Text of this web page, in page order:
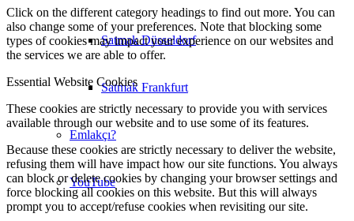
Satmak Düsseldorf
Satmak Frankfurt
Emlakçı?
YouTube
Click on the different category headings to find out more. You can
also change some of your preferences. Note that blocking some
types of cookies may impact your experience on our websites and
the services we are able to offer.
Essential Website Cookies
These cookies are strictly necessary to provide you with services
available through our website and to use some of its features.
Because these cookies are strictly necessary to deliver the website,
refusing them will have impact how our site functions. You always
can block or delete cookies by changing your browser settings and
force blocking all cookies on this website. But this will always
prompt you to accept/refuse cookies when revisiting our site.